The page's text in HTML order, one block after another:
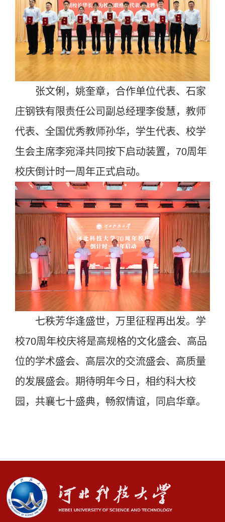
张文俐，姚奎章，合作单位代表、石家
庄钢铁有限责任公司副总经理李俊慧，教师
代表、全国优秀教师孙华，学生代表、校学
生会主席李宛泽共同按下启动装置，70周年
校庆倒计时一周年正式启动。
七秩芳华逢盛世，万里征程再出发。学
校70周年校庆将是高规格的文化盛会、高品
位的学术盛会、高层次的交流盛会、高质量
的发展盛会。期待明年今日，相约科大校
园，共襄七十盛典，畅叙情谊，同启华章。